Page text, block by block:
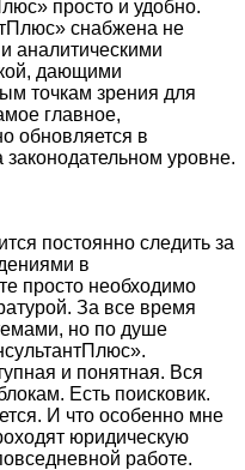
просто и удобно.
снабжена не
аналитическими
дающими
точкам зрения для
главное,
обновляется в
уровне.
постоянно следить за
в
просто необходимо
За все время
но по душе
и понятная. Вся
Есть поисковик.
И что особенно мне
юридическую
работе.